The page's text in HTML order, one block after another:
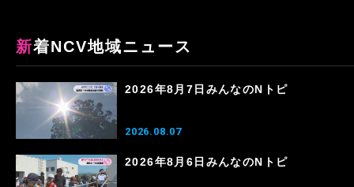
新着NCV地域ニュース
2026年8月7日みんなのNトピ
2026.08.07
2026年8月6日みんなのNトピ